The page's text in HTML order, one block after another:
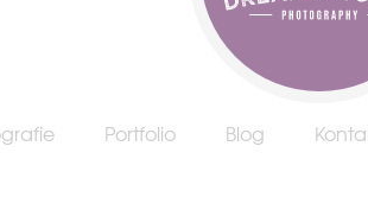
Portfolio Blog